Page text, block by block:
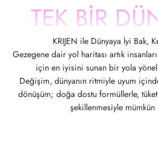
TEK BİR
KRIJEN ile Dünyaya İyi Bak,
Gezegene dair yol haritası artık
için en iyisini sunan bir yola
Değişim, dünyanın ritmiyle uyum
dönüşüm; doğa dostu formüllerle,
şekillenmesiyle